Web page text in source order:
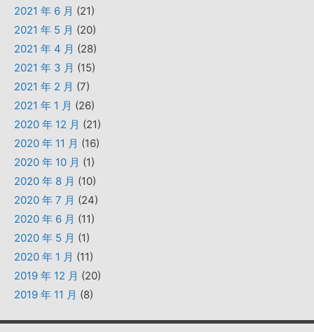
2021 年 6 月 (21)
2021 年 5 月 (20)
2021 年 4 月 (28)
2021 年 3 月 (15)
2021 年 2 月 (7)
2021 年 1 月 (26)
2020 年 12 月 (21)
2020 年 11 月 (16)
2020 年 10 月 (1)
2020 年 8 月 (10)
2020 年 7 月 (24)
2020 年 6 月 (11)
2020 年 5 月 (1)
2020 年 1 月 (11)
2019 年 12 月 (20)
2019 年 11 月 (8)